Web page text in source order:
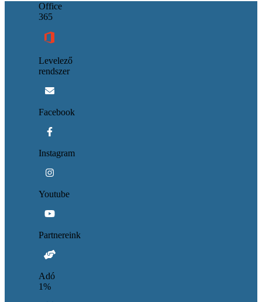
Office
365
Levelező
rendszer
Facebook
Instagram
Youtube
Partnereink
Adó
1%